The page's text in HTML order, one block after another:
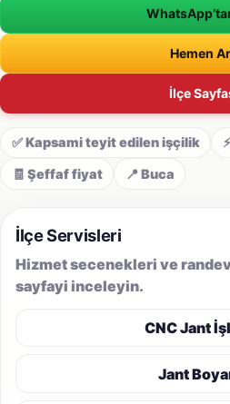
Hemen
İlçe
✅ Kapsami teyit edilen işçilik
🧾 Şeffaf fiyat 📍 Buca
İlçe Servisleri
Hizmet secenekleri ve
sayfayi inceleyin.
CNC Jant
Jant